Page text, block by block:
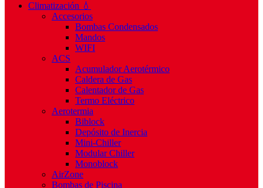
Climatización 💧
Accesorios
Bombas Condensados
Mandos
WIFI
ACS
Acumulador Aerotérmico
Caldera de Gas
Calentador de Gas
Termo Eléctrico
Aerotermia
Biblock
Depósito de Inercia
Mini-Chiller
Modular Chiller
Monoblock
AirZone
Bombas de Piscina